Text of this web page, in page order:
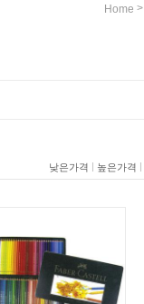
Home >
낮은가격 | 높은가격 |